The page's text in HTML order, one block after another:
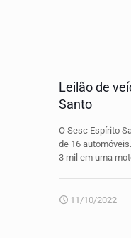
Leilão de
Santo
O Sesc Espírito
de 16
3 mil em uma
11/10/2022